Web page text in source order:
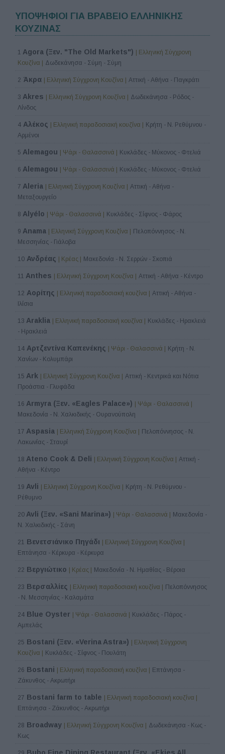
ΥΠΟΨΗΦΙΟΙ ΓΙΑ ΒΡΑΒΕΙΟ ΕΛΛΗΝΙΚΗΣ
ΚΟΥΖΙΝΑΣ
1 Agora (Ξεν. "The Old Markets") | Ελληνική Σύγχρονη
Κουζίνα | Δωδεκάνησα - Σύμη - Σύμη
2 Άκρα | Ελληνική Σύγχρονη Κουζίνα | Αττική - Αθήνα - Παγκράτι
3 Akres | Ελληνική Σύγχρονη Κουζίνα | Δωδεκάνησα - Ρόδος -
Λίνδος
4 Αλέκος | Ελληνική παραδοσιακή κουζίνα | Κρήτη - Ν. Ρεθύμνου -
Αρμένοι
5 Alemagou | Ψάρι - Θαλασσινά | Κυκλάδες - Μύκονος - Φτελιά
6 Alemagou | Ψάρι - Θαλασσινά | Κυκλάδες - Μύκονος - Φτελιά
7 Aleria | Ελληνική Σύγχρονη Κουζίνα | Αττική - Αθήνα -
Μεταξουργείο
8 Alyélo | Ψάρι - Θαλασσινά | Κυκλάδες - Σίφνος - Φάρος
9 Anama | Ελληνική Σύγχρονη Κουζίνα | Πελοπόννησος - Ν.
Μεσσηνίας - Γιάλοβα
10 Ανδρέας | Κρέας | Μακεδονία - Ν. Σερρών - Σκοπιά
11 Anthes | Ελληνική Σύγχρονη Κουζίνα | Αττική - Αθήνα - Κέντρο
12 Αορίτης | Ελληνική παραδοσιακή κουζίνα | Αττική - Αθήνα -
Ιλίσια
13 Araklia | Ελληνική παραδοσιακή κουζίνα | Κυκλάδες - Ηρακλειά
- Ηρακλειά
14 Αρτζεντίνα Καπενέκης | Ψάρι - Θαλασσινά | Κρήτη - Ν.
Χανίων - Κολυμπάρι
15 Ark | Ελληνική Σύγχρονη Κουζίνα | Αττική - Κεντρικά και Νότια
Προάστια - Γλυφάδα
16 Armyra (Ξεν. «Eagles Palace») | Ψάρι - Θαλασσινά |
Μακεδονία - Ν. Χαλκιδικής - Ουρανούπολη
17 Aspasia | Ελληνική Σύγχρονη Κουζίνα | Πελοπόννησος - Ν.
Λακωνίας - Σταυρί
18 Ateno Cook & Deli | Ελληνική Σύγχρονη Κουζίνα | Αττική -
Αθήνα - Κέντρο
19 Avli | Ελληνική Σύγχρονη Κουζίνα | Κρήτη - Ν. Ρεθύμνου -
Ρέθυμνο
20 Avli (Ξεν. «Sani Marina») | Ψάρι - Θαλασσινά | Μακεδονία -
Ν. Χαλκιδικής - Σάνη
21 Βενετσιάνικο Πηγάδι | Ελληνική Σύγχρονη Κουζίνα |
Επτάνησα - Κέρκυρα - Κέρκυρα
22 Βεργιώτικο | Κρέας | Μακεδονία - Ν. Ημαθίας - Βέροια
23 Βερσαλλίες | Ελληνική παραδοσιακή κουζίνα | Πελοπόννησος
- Ν. Μεσσηνίας - Καλαμάτα
24 Blue Oyster | Ψάρι - Θαλασσινά | Κυκλάδες - Πάρος -
Αμπελάς
25 Bostani (Ξεν. «Verina Astra») | Ελληνική Σύγχρονη
Κουζίνα | Κυκλάδες - Σίφνος - Πουλάτη
26 Bostani | Ελληνική παραδοσιακή κουζίνα | Επτάνησα -
Ζάκυνθος - Ακρωτήρι
27 Bostani farm to table | Ελληνική παραδοσιακή κουζίνα |
Επτάνησα - Ζάκυνθος - Ακρωτήρι
28 Broadway | Ελληνική Σύγχρονη Κουζίνα | Δωδεκάνησα - Κως -
Κως
Bubo Fine Dining Restaurant (Ξεν. «Ekies All